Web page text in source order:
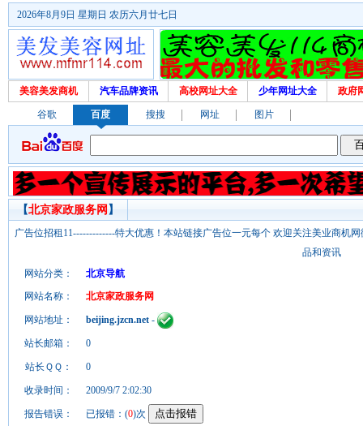
2026年8月9日 星期日 农历六月廿七日
美容美发商机 汽车品牌资讯 高校网址大全 少年网址大全 政府
谷歌 百度 搜搜 网址 图片
【北京家政服务网 】
广告位招租11-------------特大优惠！本站链接广告位一元每个 欢迎关注美业商机
品和资讯
网站分类：
北京导航
网站名称：
北京家政服务网
网站地址： beijing.jzcn.net -
站长邮箱： 0
站长ＱＱ： 0
收录时间： 2009/9/7 2:02:30
报告错误： 已报错：(0)次